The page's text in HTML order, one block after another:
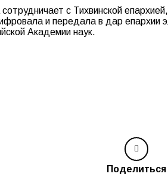
с Тихвинской
и передала в дар епархии
Академии наук.
Поделиться